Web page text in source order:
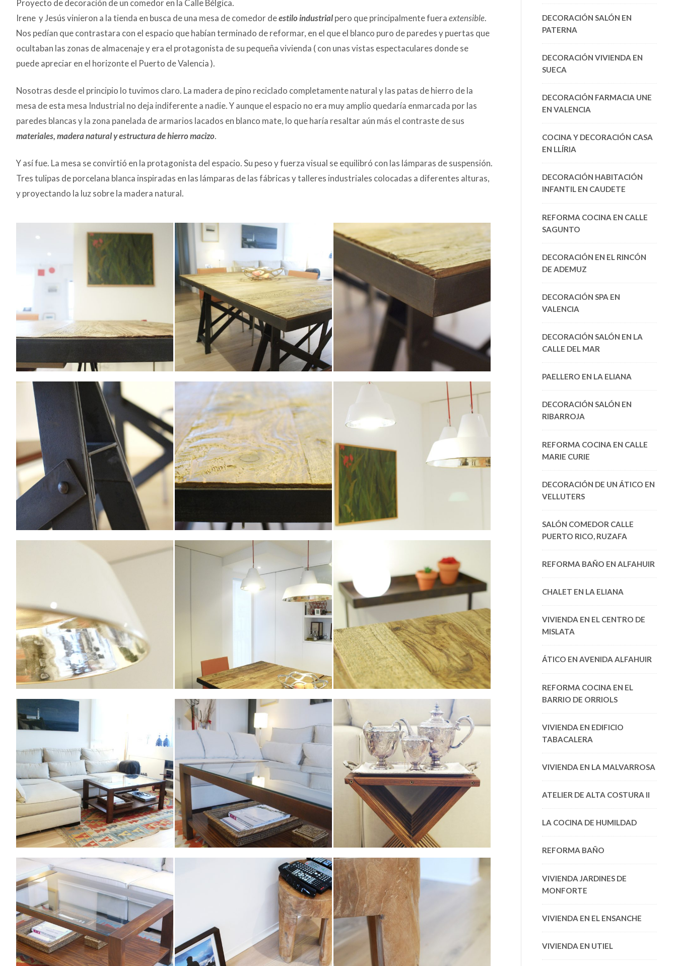
Proyecto de decoración de un comedor en la Calle Bélgica.
Irene y Jesús vinieron a la tienda en busca de una mesa de comedor deestilo industrialpero que principalmente fueraextensible.
Nos pedían que contrastara con el espacio que habían terminado de reformar, en el que el blanco puro de paredes y puertas que
ocultaban las zonas de almacenaje y era el protagonista de su pequeña vivienda ( con unas vistas espectaculares donde se
puede apreciar en el horizonte el Puerto de Valencia ).
Nosotras desde el principio lo tuvimos claro. La madera de pino reciclado completamente natural y las patas de hierro de la
mesa de esta mesa Industrial no deja indiferente a nadie. Y aunque el espacio no era muy amplio quedaría enmarcada por las
paredes blancas y la zona panelada de armarios lacados en blanco mate, lo que haría resaltar aún más el contraste de sus
materiales, madera natural y estructura de hierro macizo.
Y así fue. La mesa se convirtió en la protagonista del espacio. Su peso y fuerza visual se equilibró con las lámparas de suspensión.
Tres tulipas de porcelana blanca inspiradas en las lámparas de las fábricas y talleres industriales colocadas a diferentes alturas,
y proyectando la luz sobre la madera natural.
DECORACIÓN SALÓN EN
PATERNA
DECORACIÓN VIVIENDA EN
SUECA
DECORACIÓN FARMACIA UNE
EN VALENCIA
COCINA Y DECORACIÓN CASA
EN LLÍRIA
DECORACIÓN HABITACIÓN
INFANTIL EN CAUDETE
REFORMA COCINA EN CALLE
SAGUNTO
DECORACIÓN EN EL RINCÓN
DE ADEMUZ
DECORACIÓN SPA EN
VALENCIA
DECORACIÓN SALÓN EN LA
CALLE DEL MAR
PAELLERO EN LA ELIANA
DECORACIÓN SALÓN EN
RIBARROJA
REFORMA COCINA EN CALLE
MARIE CURIE
DECORACIÓN DE UN ÁTICO EN
VELLUTERS
SALÓN COMEDOR CALLE
PUERTO RICO, RUZAFA
REFORMA BAÑO EN ALFAHUIR
CHALET EN LA ELIANA
VIVIENDA EN EL CENTRO DE
MISLATA
ÁTICO EN AVENIDA ALFAHUIR
REFORMA COCINA EN EL
BARRIO DE ORRIOLS
VIVIENDA EN EDIFICIO
TABACALERA
VIVIENDA EN LA MALVARROSA
ATELIER DE ALTA COSTURA II
LA COCINA DE HUMILDAD
REFORMA BAÑO
VIVIENDA JARDINES DE
MONFORTE
VIVIENDA EN EL ENSANCHE
VIVIENDA EN UTIEL